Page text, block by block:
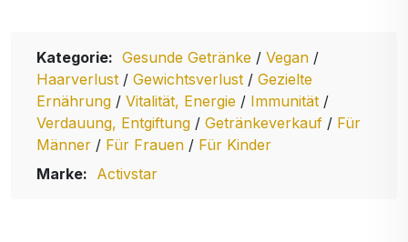
Kategorie: Gesunde Getränke / Vegan /
Haarverlust / Gewichtsverlust / Gezielte
Ernährung / Vitalität, Energie / Immunität /
Verdauung, Entgiftung / Getränkeverkauf / Für
Männer / Für Frauen / Für Kinder
Marke: Activstar